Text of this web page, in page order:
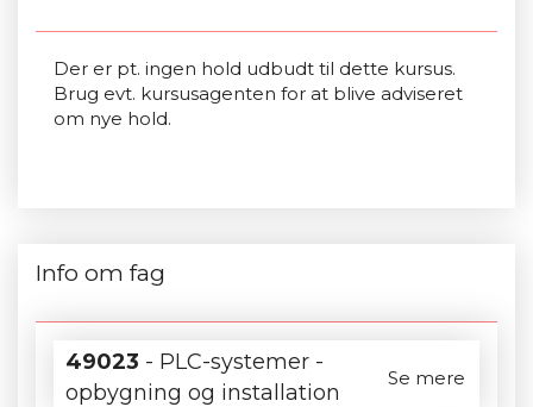
Der er pt. ingen hold udbudt til dette kursus.
Brug evt. kursusagenten for at blive adviseret
om nye hold.
Info om fag
49023 - PLC-systemer -
opbygning og installation
Se mere